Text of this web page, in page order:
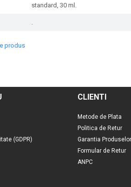
standard, 30 ml.
.
produs
(GDPR)
CLIENTI
Metode de Plata
Politica de Retur
Garantia Produselor
Formular de Retur
ANPC